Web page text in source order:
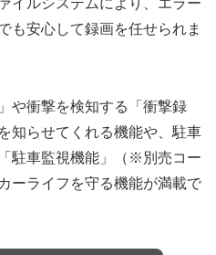
イルシステムにより、エラー
も安心して録画を任せられま
や衝撃を検知する「衝撃録
知らせてくれる機能や、駐車
駐車監視機能」（※別売コー
ーライフを守る機能が満載で